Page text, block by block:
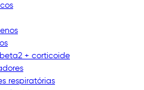
+ corticoide
respiratórias